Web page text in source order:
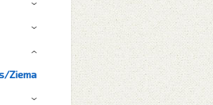
›
›
Ziema
›
›